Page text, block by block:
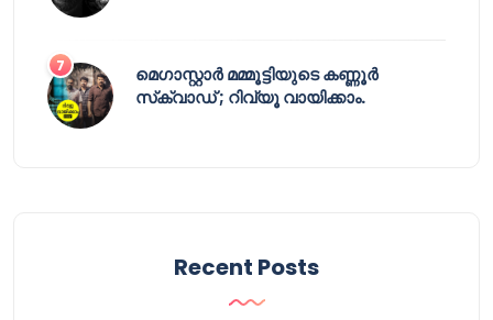
മെഗാസ്റ്റാർ മമ്മൂട്ടിയുടെ കണ്ണൂർ
സ്‌ക്വാഡ് ; റിവ്യൂ വായിക്കാം.
Recent Posts